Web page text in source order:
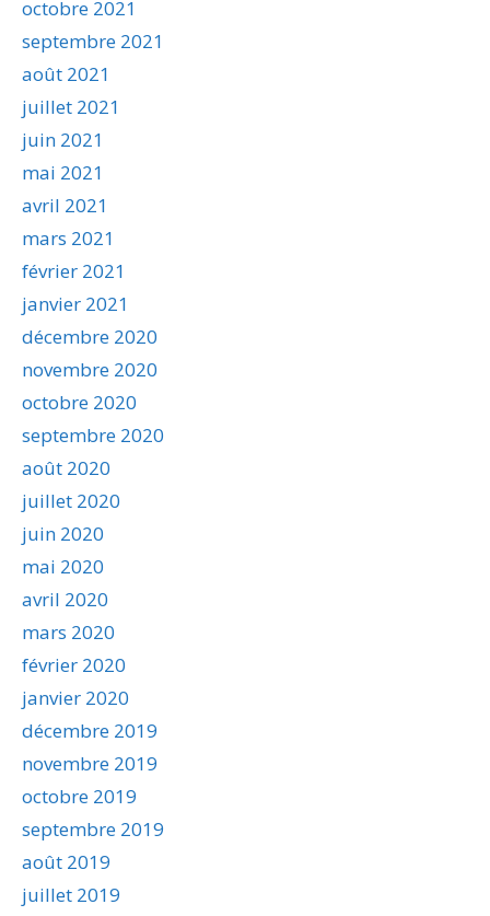
octobre 2021
septembre 2021
août 2021
juillet 2021
juin 2021
mai 2021
avril 2021
mars 2021
février 2021
janvier 2021
décembre 2020
novembre 2020
octobre 2020
septembre 2020
août 2020
juillet 2020
juin 2020
mai 2020
avril 2020
mars 2020
février 2020
janvier 2020
décembre 2019
novembre 2019
octobre 2019
septembre 2019
août 2019
juillet 2019